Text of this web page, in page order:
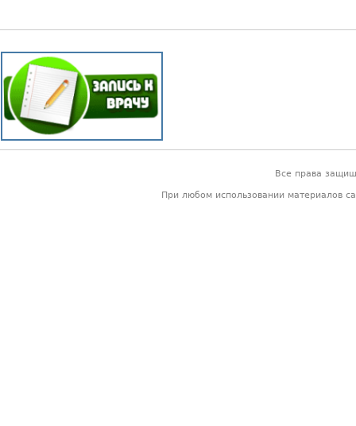
Все права
При любом использовании материалов